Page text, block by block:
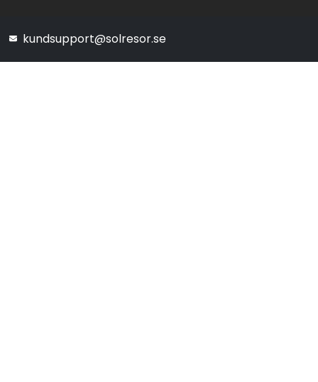
kundsupport@solresor.se